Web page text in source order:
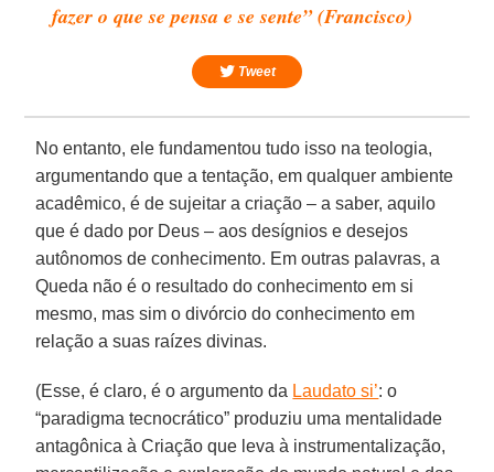
fazer o que se pensa e se sente” (Francisco)
Tweet
No entanto, ele fundamentou tudo isso na teologia,
argumentando que a tentação, em qualquer ambiente
acadêmico, é de sujeitar a criação – a saber, aquilo
que é dado por Deus – aos desígnios e desejos
autônomos de conhecimento. Em outras palavras, a
Queda não é o resultado do conhecimento em si
mesmo, mas sim o divórcio do conhecimento em
relação a suas raízes divinas.
(Esse, é claro, é o argumento da Laudato si’: o
“paradigma tecnocrático” produziu uma mentalidade
antagônica à Criação que leva à instrumentalização,